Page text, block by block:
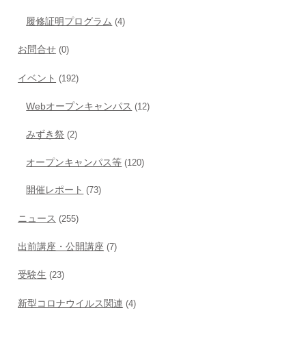
履修証明プログラム (4)
お問合せ (0)
イベント (192)
Webオープンキャンパス (12)
みずき祭 (2)
オープンキャンパス等 (120)
開催レポート (73)
ニュース (255)
出前講座・公開講座 (7)
受験生 (23)
新型コロナウイルス関連 (4)